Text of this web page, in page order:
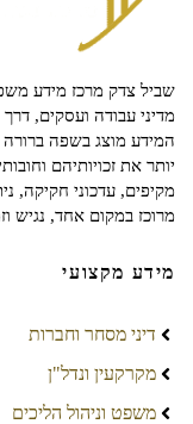
שביל צדק מרכז מידע
מדיני עבודה ועסקים,
המידע מוצג בשפה
יותר את זכויותיהם
מקיפים, עדכוני חקיקה,
מרוכז במקום אחד, נגיש
מידע מקצועי
דיני מסחר וחברות
מקרקעין ונדל"ן
משפט וניהול הליכים